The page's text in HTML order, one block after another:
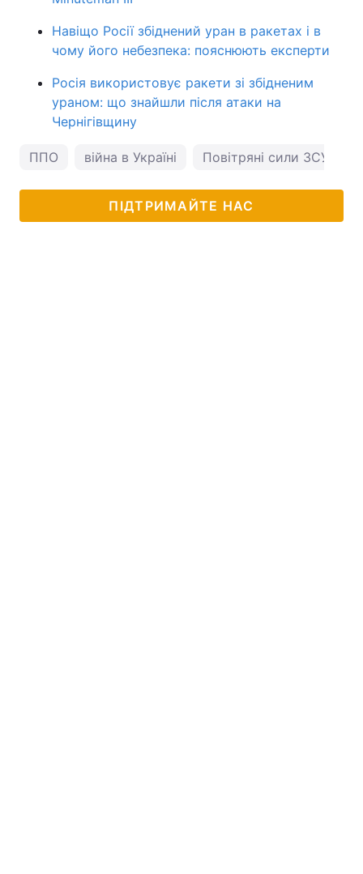
Навіщо Росії збіднений уран в ракетах і в
чому його небезпека: пояснюють експерти
Росія використовує ракети зі збідненим
ураном: що знайшли після атаки на
Чернігівщину
ППО війна в Україні Повітряні сили ЗСУ
ПІДТРИМАЙТЕ НАС